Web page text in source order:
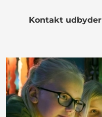
Kontakt udbyder